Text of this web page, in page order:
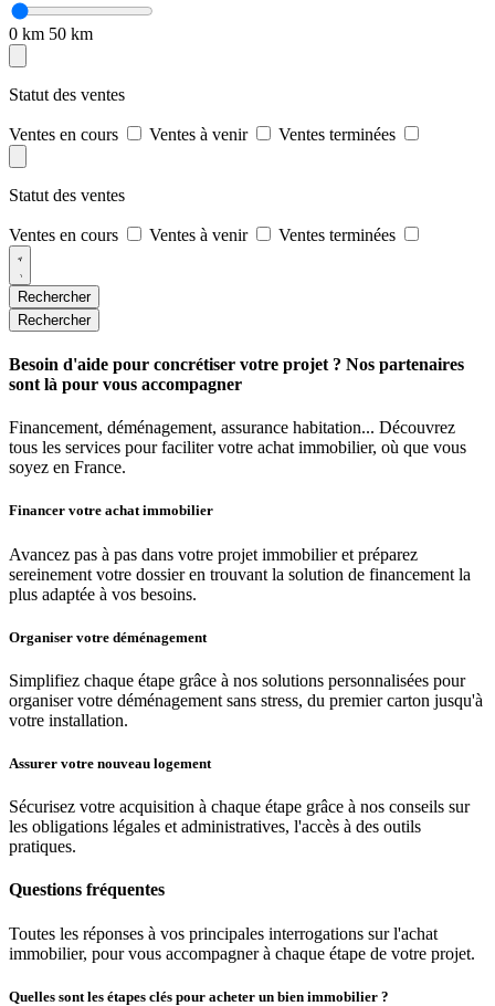
0 km 50 km
Statut des ventes
Ventes en cours Ventes à venir Ventes terminées
Statut des ventes
Ventes en cours Ventes à venir Ventes terminées
Rechercher
Rechercher
Besoin d'aide pour concrétiser votre projet ? Nos partenaires
sont là pour vous accompagner
Financement, déménagement, assurance habitation... Découvrez
tous les services pour faciliter votre achat immobilier, où que vous
soyez en France.
Financer votre achat immobilier
Avancez pas à pas dans votre projet immobilier et préparez
sereinement votre dossier en trouvant la solution de financement la
plus adaptée à vos besoins.
Organiser votre déménagement
Simplifiez chaque étape grâce à nos solutions personnalisées pour
organiser votre déménagement sans stress, du premier carton jusqu'à
votre installation.
Assurer votre nouveau logement
Sécurisez votre acquisition à chaque étape grâce à nos conseils sur
les obligations légales et administratives, l'accès à des outils
pratiques.
Questions fréquentes
Toutes les réponses à vos principales interrogations sur l'achat
immobilier, pour vous accompagner à chaque étape de votre projet.
Quelles sont les étapes clés pour acheter un bien immobilier ?